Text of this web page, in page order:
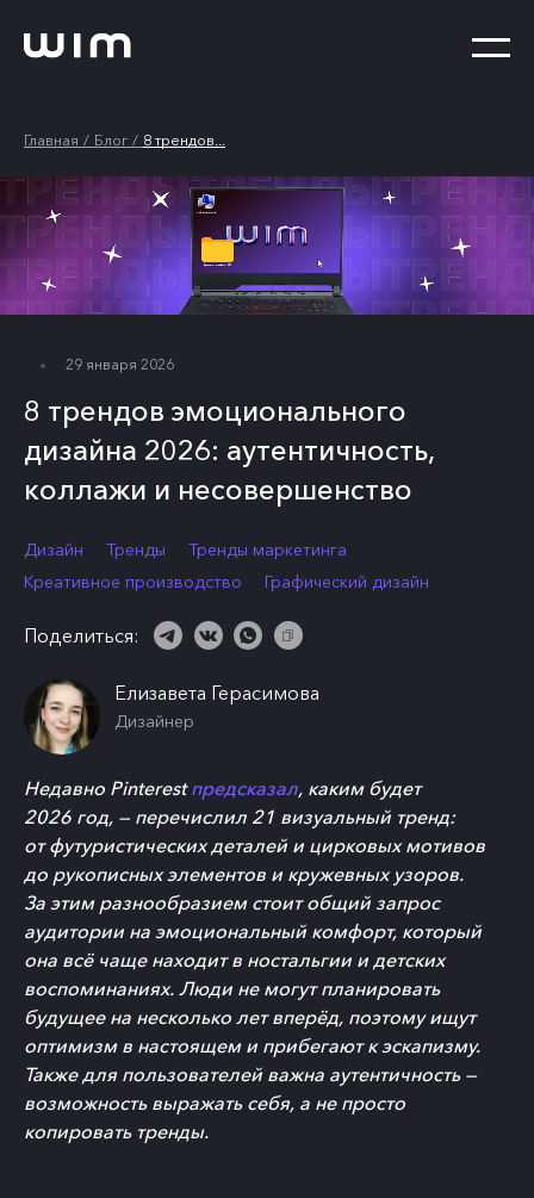
Главная Блог 8 трендов...
29 января 2026
8 трендов эмоционального
дизайна 2026: аутентичность,
коллажи и несовершенство
Дизайн Тренды
Тренды маркетинга
Креативное производство
Графический дизайн
Поделиться:
Елизавета Герасимова
Дизайнер
Недавно Pinterestпредсказал, каким будет
2026 год, — перечислил 21 визуальный тренд:
от футуристических деталей и цирковых мотивов
до рукописных элементов и кружевных узоров.
За этим разнообразием стоит общий запрос
аудитории на эмоциональный комфорт, который
она всё чаще находит в ностальгии и детских
воспоминаниях. Люди не могут планировать
будущее на несколько лет вперёд, поэтому ищут
оптимизм в настоящем и прибегают к эскапизму.
Также для пользователей важна аутентичность —
возможность выражать себя, а не просто
копировать тренды.